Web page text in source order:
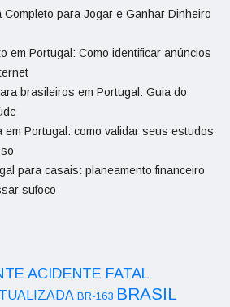
para Jogar e Ganhar Dinheiro
em Portugal: Como identificar anúncios
brasileiros em Portugal: Guia do
em Portugal: como validar seus estudos
para casais: planeamento financeiro
sufoco
ACIDENTE FATAL
BR-163 BRASIL